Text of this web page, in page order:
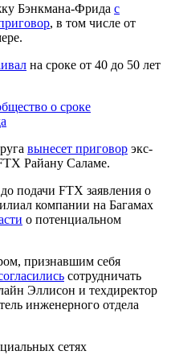
Бэнкмана-Фрида с
, в том числе от
на сроке от 40 до 50 лет
о сроке
вынесет приговор экс-
Райану Саламе.
подачи FTX заявления о
компании на Багамах
о потенциальном
признавшим себя
сотрудничать
Эллисон и техдиректор
инженерного отдела
сетях